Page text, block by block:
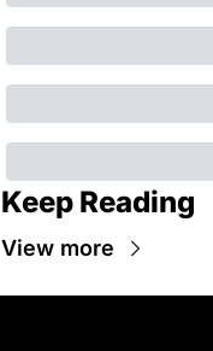
Keep Reading
View more